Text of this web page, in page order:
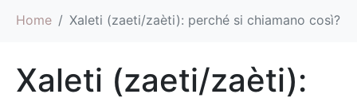
Home Xaleti (zaeti/zaèti): perché si chiamano così?
Xaleti (zaeti/zaèti):